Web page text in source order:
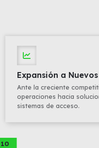
Expansión a
Ante la creciente
operaciones hacia
sistemas de acceso.